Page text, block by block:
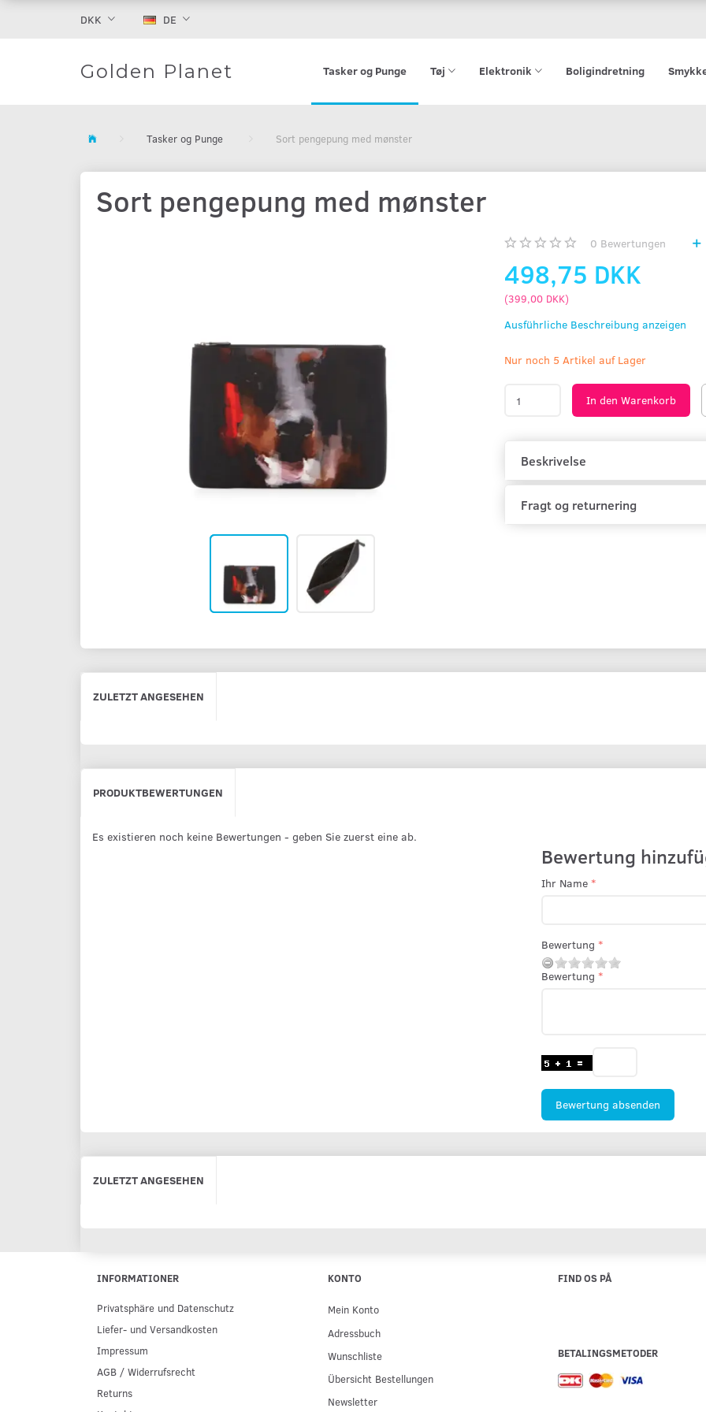
DKK DE
Golden Planet Tasker og Punge Tøj Elektronik Boligindretning
Tasker og Punge Sort pengepung med mønster
Sort pengepung med mønster
0 Bewertungen
498,75 DKK
(399,00 DKK)
Ausführliche Beschreibung anzeigen
Nur noch 5 Artikel auf Lager
In den Warenkorb
Beskrivelse
Fragt og returnering
ZULETZT ANGESEHEN
PRODUKTBEWERTUNGEN
Es existieren noch keine Bewertungen - geben Sie zuerst eine ab.
Bewertung
Ihr Name
Bewertung
Bewertung
Bewertung absenden
ZULETZT ANGESEHEN
INFORMATIONER
Privatsphäre und Datenschutz
Liefer- und Versandkosten
Impressum
AGB / Widerrufsrecht
Returns
KONTO
Mein Konto
Adressbuch
Wunschliste
Übersicht Bestellungen
Newsletter
FIND OS PÅ
BETALINGSMETODER